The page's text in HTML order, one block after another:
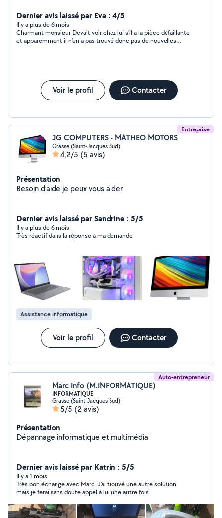
Dernier avis laissé par Eva : 4/5
Il y a plus de 6 mois
Charmant monsieur Devait voir chez lui s’il a la pièce défaillante
et apparemment il n’en a pas trouvé donc pas de nouvelles
Voir le profil Contacter
Entreprise
JG COMPUTERS - MATHEO MOTORS
Grasse (Saint-Jacques Sud)
4,2/5 (5 avis)
Présentation
Besoin d'aide je peux vous aider
Dernier avis laissé par Sandrine : 5/5
Il y a plus de 6 mois
Très réactif dans la réponse à ma demande
Assistance informatique
Voir le profil Contacter
Auto-entrepreneur
Marc Info (M.INFORMATIQUE)
INFORMATIQUE
Grasse (Saint-Jacques Sud)
5/5 (2 avis)
Présentation
Dépannage informatique et multimédia
Dernier avis laissé par Katrin : 5/5
Il y a 1 mois
Très bon échange avec Marc. J’ai trouvé une autre solution
mais je ferai sans doute appel à lui une autre fois